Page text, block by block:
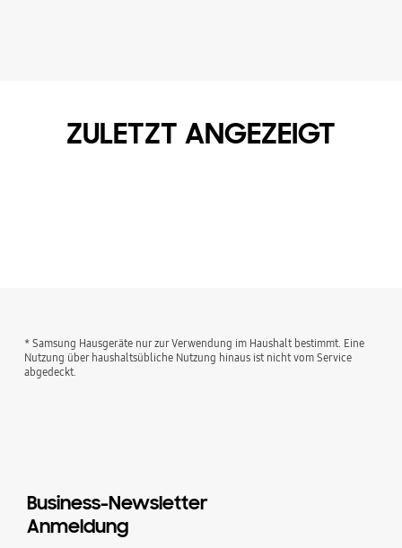
ZULETZT ANGEZEIGT
* Samsung Hausgeräte nur zur Verwendung im Haushalt bestimmt. Eine
Nutzung über haushaltsübliche Nutzung hinaus ist nicht vom Service
abgedeckt.
Business-Newsletter
Anmeldung